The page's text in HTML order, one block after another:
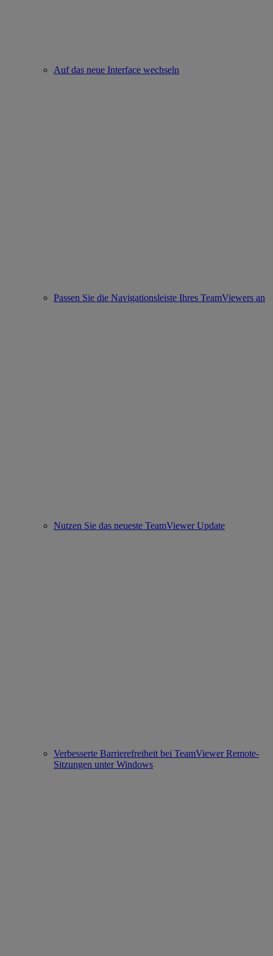
Auf das neue Interface wechseln
Passen Sie die Navigationsleiste Ihres TeamViewers an
Nutzen Sie das neueste TeamViewer Update
Verbesserte Barrierefreiheit bei TeamViewer Remote-
Sitzungen unter Windows